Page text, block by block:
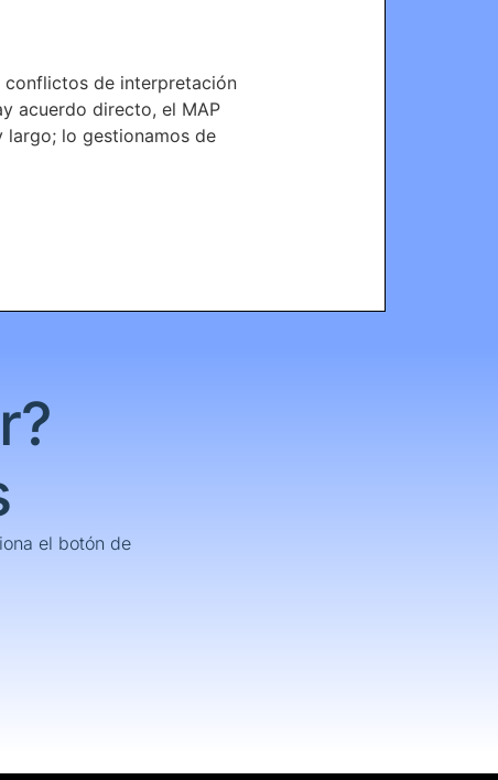
conflictos de interpretación
acuerdo directo, el MAP
largo; lo gestionamos de
el botón de